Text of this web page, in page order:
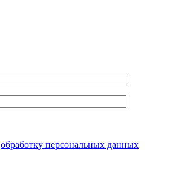
обработку персональных данных